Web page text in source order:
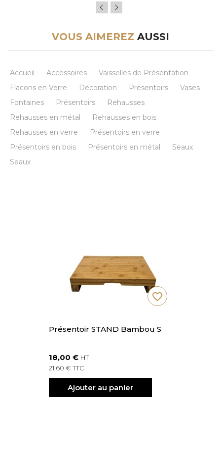
VOUS AIMEREZ AUSSI
Accueil Accessoires
Vaisselles de Présentation
Flacons en Verre
Décoration Présentoirs
Vases
Fontaines
Présentoirs
Rehausses
Rehausses en métal
Rehausses en bois
Rehausses en verre
Présentoirs en verre
Présentoirs en bois
Présentoirs en métal
Seaux
Seaux
Présentoir STAND Bambou S
18,00 € HT
21,60 € TTC
Ajouter au panier
favorite_border